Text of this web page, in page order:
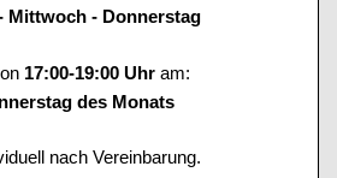
Mittwoch - Donnerstag
17:00-19:00 Uhram:
des Monats
nach Vereinbarung.